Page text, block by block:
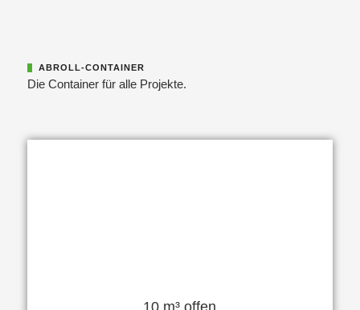
ABROLL-CONTAINER
Die Container für alle Projekte.